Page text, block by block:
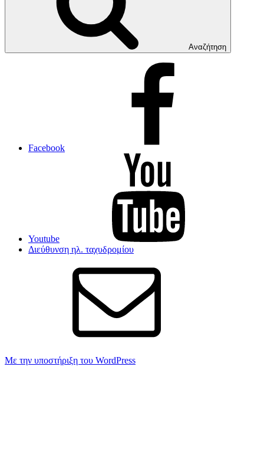
Αναζήτηση
Facebook
Youtube
Διεύθυνση ηλ. ταχυδρομίου
Με την υποστήριξη του WordPress